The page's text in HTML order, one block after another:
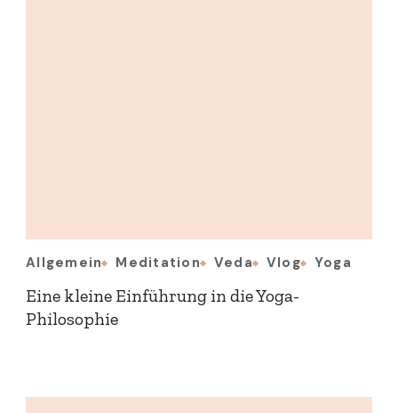
Allgemein Meditation Veda Vlog Yoga
Eine kleine Einführung in die Yoga-
Philosophie